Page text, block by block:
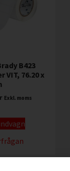
B423
VIT, 76.20 x
Exkl. moms